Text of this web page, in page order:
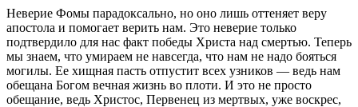
Неверие Фомы парадоксально, но оно лишь оттеняет веру
апостола и помогает верить нам. Это неверие только
подтвердило для нас факт победы Христа над смертью. Теперь
мы знаем, что умираем не навсегда, что нам не надо бояться
могилы. Ее хищная пасть отпустит всех узников — ведь нам
обещана Богом вечная жизнь во плоти. И это не просто
обещание, ведь Христос, Первенец из мертвых, уже воскрес,